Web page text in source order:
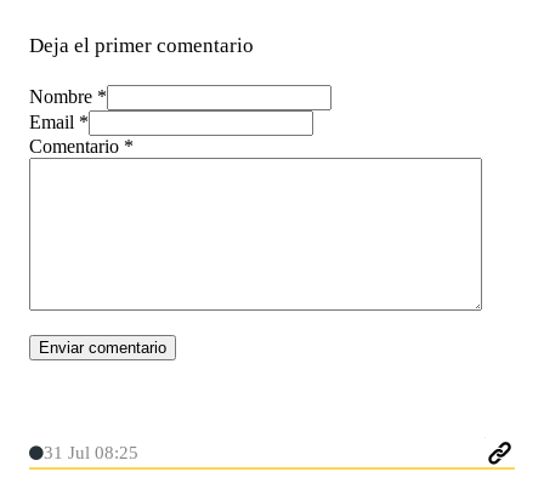
Deja el primer comentario
Nombre *
Email *
Comentario *
31 Jul 08:25